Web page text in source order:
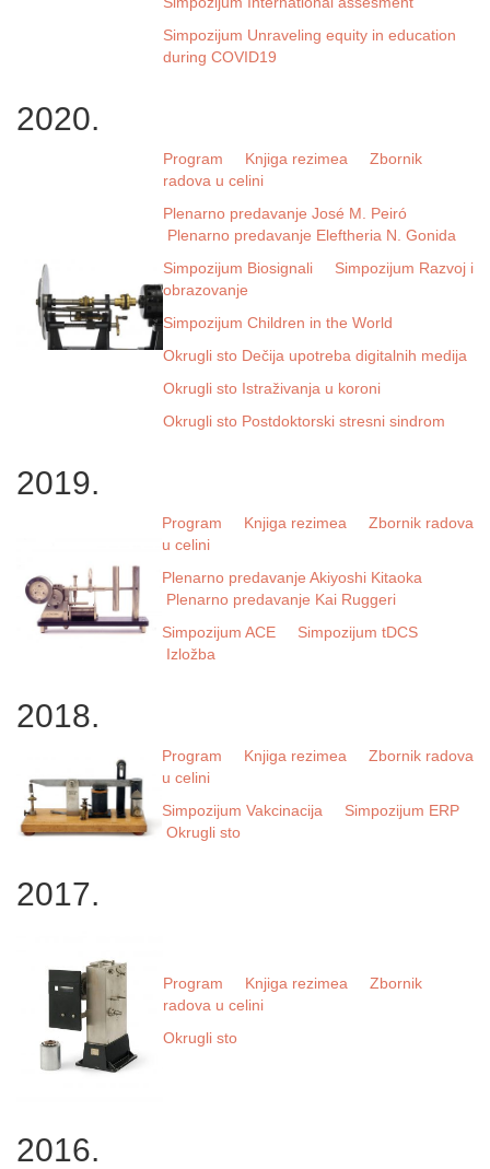
Simpozijum Unraveling equity in education
during COVID19
2020.
Program Knjiga rezimea
Zbornik
radova u celini
Plenarno predavanje José M. Peiró
Plenarno predavanje Eleftheria N. Gonida
Simpozijum Biosignali
Simpozijum Razvoj i
obrazovanje
Simpozijum Children in the World
Okrugli sto Dečija upotreba digitalnih medija
Okrugli sto Istraživanja u koroni
Okrugli sto Postdoktorski stresni sindrom
2019.
Program Knjiga rezimea
Zbornik radova
u celini
Plenarno predavanje Akiyoshi Kitaoka
Plenarno predavanje Kai Ruggeri
Simpozijum ACE
Simpozijum tDCS
Izložba
2018.
Program Knjiga rezimea
Zbornik radova
u celini
Simpozijum Vakcinacija
Simpozijum ERP
Okrugli sto
2017.
Program Knjiga rezimea
Zbornik
radova u celini
Okrugli sto
2016.